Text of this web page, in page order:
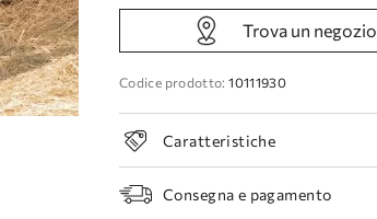
Trova un negozio
Codice prodotto: 10111930
Caratteristiche
Consegna e pagamento